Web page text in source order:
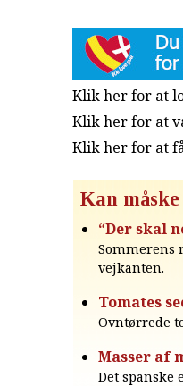
Klik her for at
Klik her for at
Klik her for at
Kan
“Der skal
Sommerens
vejkanten.
Tomates
Ovntørrede
Masser af
Det